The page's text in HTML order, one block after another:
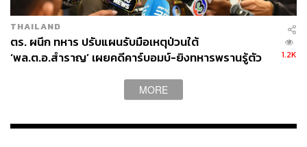
THAILAND
ตร. ผนึก ทหาร ปรับแผนรับมือเหตุป่วนใต้
‘พล.ต.อ.สำราญ’ เผยคดีคาร์บอมบ์-ยิงทหารพรานรู้ตัว
1.2K
MORE